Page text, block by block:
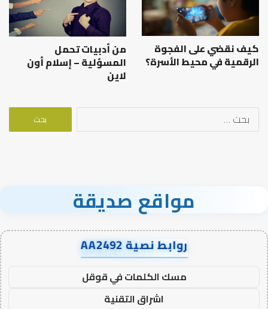
كيف نقضي على الفجوة
الرقمية في محيط الأسرة؟
من أدبيات تحمل
المسؤلية – إسلام أون
لاين
البحث
مواقع صديقة
روابط نصية AA2492
مسك الكلمات في قوقل
اشراق التقنية